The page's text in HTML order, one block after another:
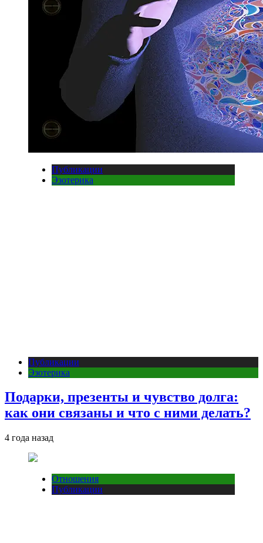
Публикации
Эзотерика
Публикации
Эзотерика
Подарки, презенты и чувство долга:
как они связаны и что с ними делать?
4 года назад
Отношения
Публикации